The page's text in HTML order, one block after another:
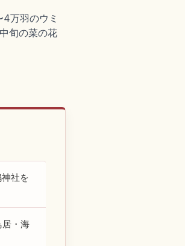
万羽のウミ
旬の菜の花
社を
・海